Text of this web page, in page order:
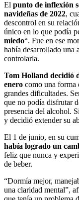
El punto de inflexión
navideñas de 2022,
descontrol en su
único en lo que podía
miedo“. Fue en ese
había desarrollado una
controlarla.
Tom Holland decidió
enero como una forma
grandes dificultades.
que no podía disfrutar
presencia del alcohol.
y decidió extender su
El 1 de junio, en su
había logrado un
feliz que nunca y
de beber.
“Dormía mejor,
una claridad mental”,